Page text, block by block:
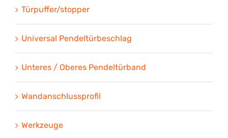
Türpuffer/stopper
Universal Pendeltürbeschlag
Unteres / Oberes Pendeltürband
Wandanschlussprofil
Werkzeuge